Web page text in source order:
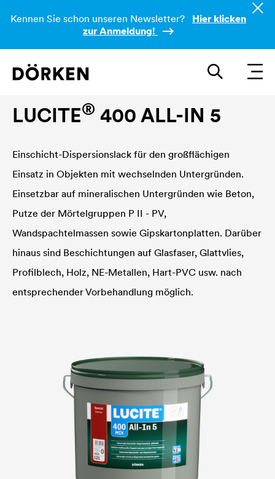
Kennen Sie schon unseren Newsletter?
Hier klicken
zur Anmeldung!
LUCITE® 400 ALL-IN 5
Einschicht-Dispersionslack für den großflächigen
Einsatz in Objekten mit wechselnden Untergründen.
Einsetzbar auf mineralischen Untergründen wie Beton,
Putze der Mörtelgruppen P II - PV,
Wandspachtelmassen sowie Gipskartonplatten. Darüber
hinaus sind Beschichtungen auf Glasfaser, Glattvlies,
Profilblech, Holz, NE-Metallen, Hart-PVC usw. nach
entsprechender Vorbehandlung möglich.